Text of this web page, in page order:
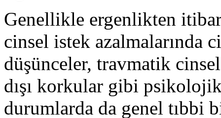
Genellikle ergenlikten
cinsel istek
düşünceler, travmatik
dışı korkular gibi
durumlarda da genel tıbbi